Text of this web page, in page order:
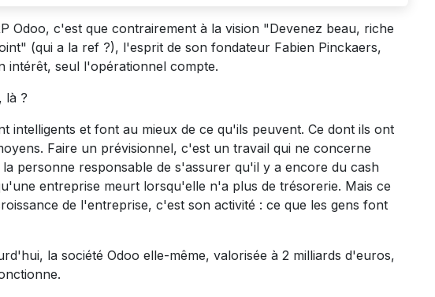
Odoo, c'est que contrairement à la vision "Devenez beau, riche
(qui a la ref ?), l'esprit de son fondateur Fabien Pinckaers,
intérêt, seul l'opérationnel compte.
là ?
intelligents et font au mieux de ce qu'ils peuvent. Ce dont ils ont
Faire un prévisionnel, c'est un travail qui ne concerne
personne responsable de s'assurer qu'il y a encore du cash
entreprise meurt lorsqu'elle n'a plus de trésorerie. Mais ce
de l'entreprise, c'est son activité : ce que les gens font
la société Odoo elle-même, valorisée à 2 milliards d'euros,